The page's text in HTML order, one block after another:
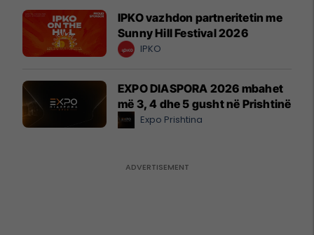
IPKO vazhdon partneritetin me
Sunny Hill Festival 2026
IPKO
EXPO DIASPORA 2026 mbahet
më 3, 4 dhe 5 gusht në Prishtinë
Expo Prishtina